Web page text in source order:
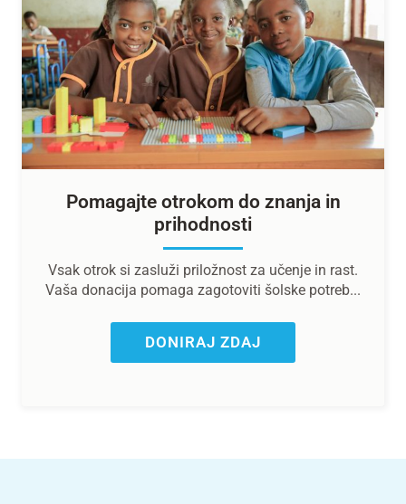
Pomagajte otrokom do znanja in
prihodnosti
Vsak otrok si zasluži priložnost za učenje in rast.
Vaša donacija pomaga zagotoviti šolske potreb...
DONIRAJ ZDAJ